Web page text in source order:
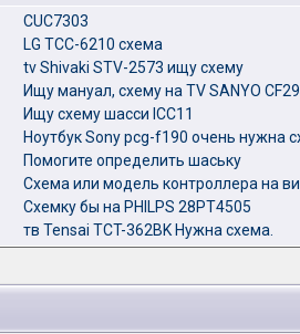
CUC7303
LG TCC-6210 схема
tv Shivaki STV-2573 ищу схему
Ищу мануал, схему на TV SANYO
Ищу схему шасси ICC11
Ноутбук Sony pcg-f190 очень нужна
Помогите определить шаську
Схема или модель контроллера на
Схемку бы на PHILPS 28PT4505
тв Tensai TCT-362BK Нужна схема.